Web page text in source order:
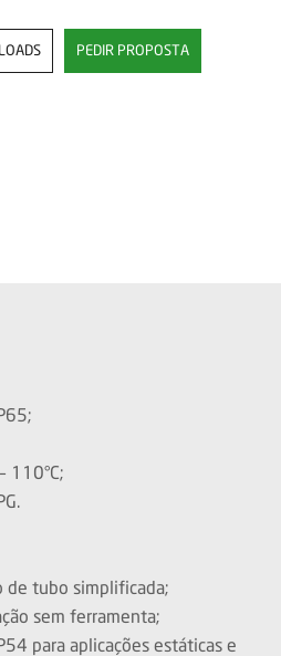
PEDIR PROPOSTA
110°C;
de tubo simplificada;
sem ferramenta;
para aplicações estáticas e